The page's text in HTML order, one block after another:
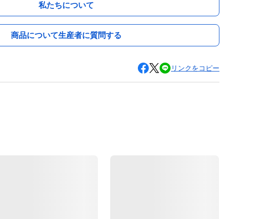
私たちについて
商品について生産者に質問する
リンクをコピー